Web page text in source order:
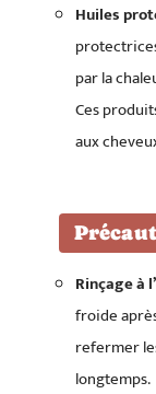
Huiles
par la
Ces
aux
Rinçage à
froide
refermer
longtemps.